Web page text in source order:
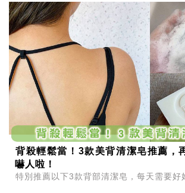
背殺輕鬆當！3款美背清潔皂推薦，
嚇人啦！
特別推薦以下3款背部清潔皂，每天需要好